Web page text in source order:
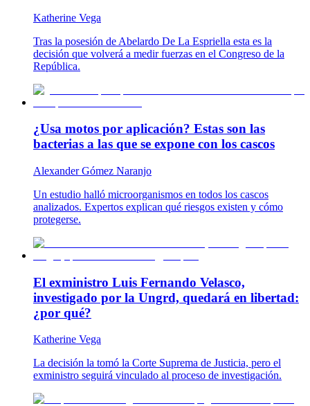
Katherine Vega
Tras la posesión de Abelardo De La Espriella esta es la
decisión que volverá a medir fuerzas en el Congreso de la
República.
¿Usa motos por aplicación? Estas son las
bacterias a las que se expone con los cascos
Alexander Gómez Naranjo
Un estudio halló microorganismos en todos los cascos
analizados. Expertos explican qué riesgos existen y cómo
protegerse.
El exministro Luis Fernando Velasco,
investigado por la Ungrd, quedará en libertad:
¿por qué?
Katherine Vega
La decisión la tomó la Corte Suprema de Justicia, pero el
exministro seguirá vinculado al proceso de investigación.